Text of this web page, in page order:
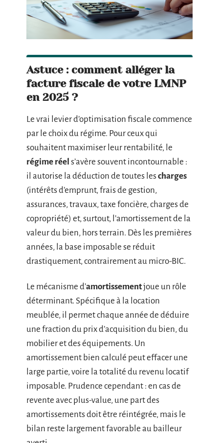
Astuce : comment alléger la
facture fiscale de votre LMNP
en 2025 ?
Le vrai levier d’optimisation fiscale commence
par le choix du régime. Pour ceux qui
souhaitent maximiser leur rentabilité, le
régime réel s’avère souvent incontournable :
il autorise la déduction de toutes lescharges
(intérêts d’emprunt, frais de gestion,
assurances, travaux, taxe foncière, charges de
copropriété) et, surtout, l’amortissement de la
valeur du bien, hors terrain. Dès les premières
années, la base imposable se réduit
drastiquement, contrairement au micro-BIC.
Le mécanisme d’amortissementjoue un rôle
déterminant. Spécifique à la location
meublée, il permet chaque année de déduire
une fraction du prix d’acquisition du bien, du
mobilier et des équipements. Un
amortissement bien calculé peut effacer une
large partie, voire la totalité du revenu locatif
imposable. Prudence cependant : en cas de
revente avec plus-value, une part des
amortissements doit être réintégrée, mais le
bilan reste largement favorable au bailleur